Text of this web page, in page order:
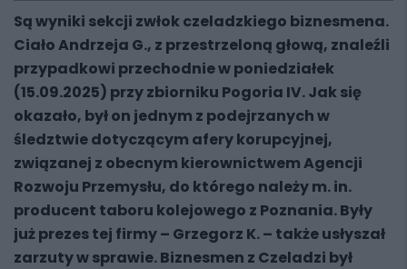
Są wyniki sekcji zwłok czeladzkiego biznesmena.
Ciało Andrzeja G., z przestrzeloną głową, znaleźli
przypadkowi przechodnie w poniedziałek
(15.09.2025) przy zbiorniku Pogoria IV. Jak się
okazało, był on jednym z podejrzanych w
śledztwie dotyczącym afery korupcyjnej,
związanej z obecnym kierownictwem Agencji
Rozwoju Przemysłu, do którego należy m. in.
producent taboru kolejowego z Poznania. Były
już prezes tej firmy – Grzegorz K. – także usłyszał
zarzuty w sprawie. Biznesmen z Czeladzi był